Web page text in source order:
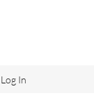
Log In